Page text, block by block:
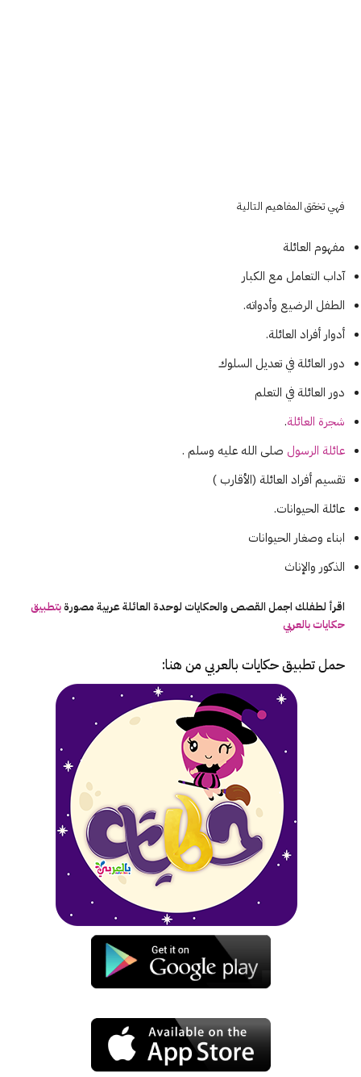
فهي تخقق المفاهيم التالية
مفهوم العائلة
آداب التعامل مع الكبار
الطفل الرضيع وأدواته.
أدوار أفراد العائلة.
دور العائلة في تعديل السلوك
دور العائلة في التعلم
شجرة العائلة.
عائلة الرسول صلى الله عليه وسلم .
تقسيم أفراد العائلة (الأقارب )
عائلة الحيوانات.
ابناء وصغار الحيوانات
الذكور والإناث
اقرأ لطفلك اجمل القصص والحكايات لوحدة العائلة عربية مصورةبتطبيق
حكايات بالعربي
حمل تطبيقحكايات بالعربي من هنا: